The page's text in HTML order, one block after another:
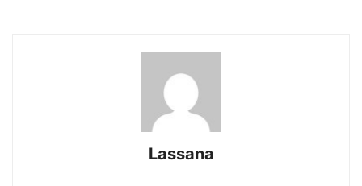
Lassana